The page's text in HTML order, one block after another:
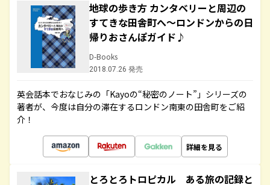
地球の歩き方 カンタベリーと周辺の
すてきな田舎町へ～ロンドンからの日
帰りおさんぽガイド♪
D-Books
2018.07.26 発売
英会話本でおなじみの「Kayoの“秘密のノート”」シリーズの
著者が、今度は自分の滞在するロンドン南東の田舎町をご紹
介！
詳細を見る
とろとろトロピカル ある旅の記録と